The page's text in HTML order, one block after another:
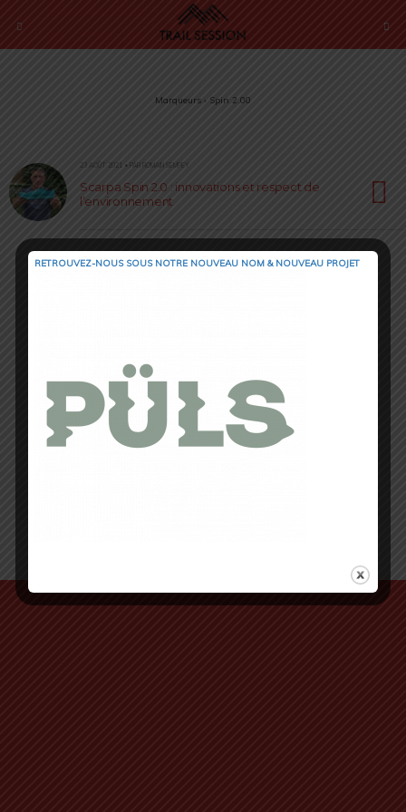
Marqueurs › Spin 2.00
23 AOÛT 2021 • PAR ROMAIN SEMPEY
Scarpa Spin 2.0 : innovations et respect de
l’environnement
RETROUVEZ-NOUS SOUS NOTRE NOUVEAU NOM & NOUVEAU PROJET